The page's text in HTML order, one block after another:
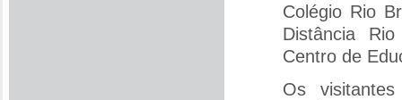
Colégio Rio
Distância
Centro de
Os